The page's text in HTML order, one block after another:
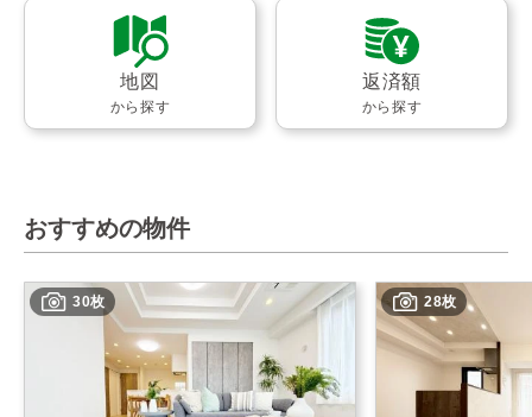
地図
から探す
返済額
から探す
おすすめの物件
30枚 28枚